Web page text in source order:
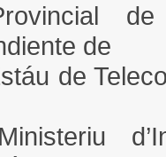
de
de
de